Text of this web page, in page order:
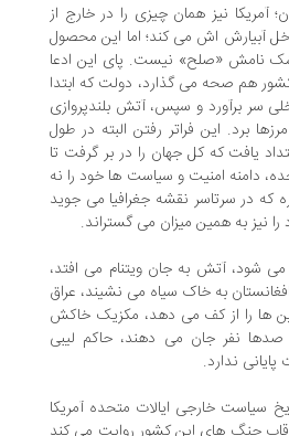
نیز همان چیزی را در خارج از
اش می کند؛ اما این محصول
نیست. پای این ادعا
صحه می گذارد، دولت که ابتدا
و سپس، آتش بلندپروازی
این فراتر رفتن البته در طول
که کل جهان را در بر گرفت تا
امنیت و سیاست ها خود را نه
نقشه جغرافیا می جوید
همین میزان می گستراند.
آتش به جان ویتنام می افتد،
به خاک سیاه می نشیند، عراق
از کف می دهد، مکزیک خاکش
نفر جان می دهند، حاکم لیبی
خارجی ایالات متحده آمریکا